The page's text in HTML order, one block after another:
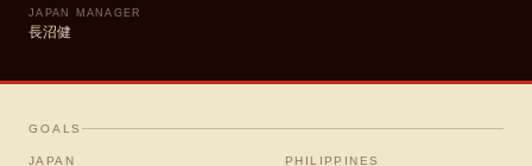
JAPAN MANAGER
長沼健
GOALS
JAPAN PHILIPPINES